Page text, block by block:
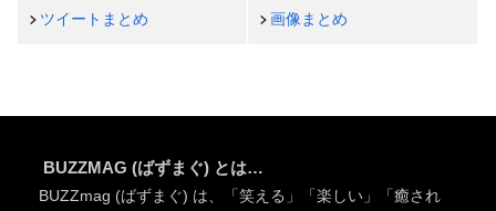
ツイートまとめ 画像まとめ
BUZZMAG (ばずまぐ) とは…
BUZZmag (ばずまぐ) は、「笑える」「楽しい」「癒され